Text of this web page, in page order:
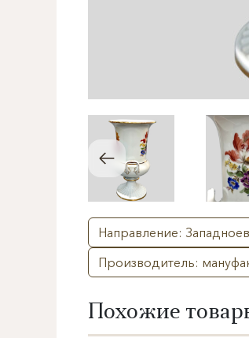
Направление:
Производитель:
Похожие